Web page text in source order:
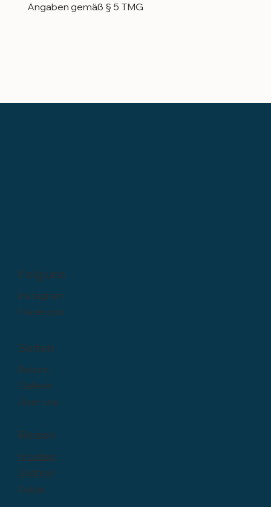
Angaben gemäß § 5 TMG
Folg uns
Instagram
Facebook
Seiten
Reisen
Gallerie
Über uns
Reisen
Kroatien
Südtirol
Dubai